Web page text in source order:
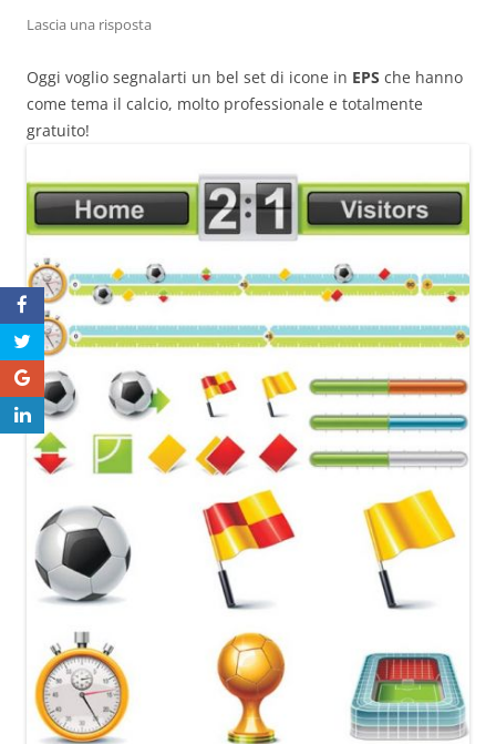
Lascia una risposta
Oggi voglio segnalarti un bel set di icone in EPS che hanno
come tema il calcio, molto professionale e totalmente
gratuito!